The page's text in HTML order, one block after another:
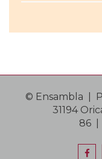
© Ensambla |
31194
86 |